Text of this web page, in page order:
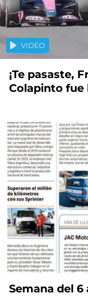
VIDEO
¡Te pasaste,
Colapinto fue
Semana del 6